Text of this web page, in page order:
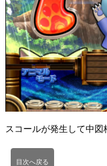
スコールが発生して中図
目次へ戻る